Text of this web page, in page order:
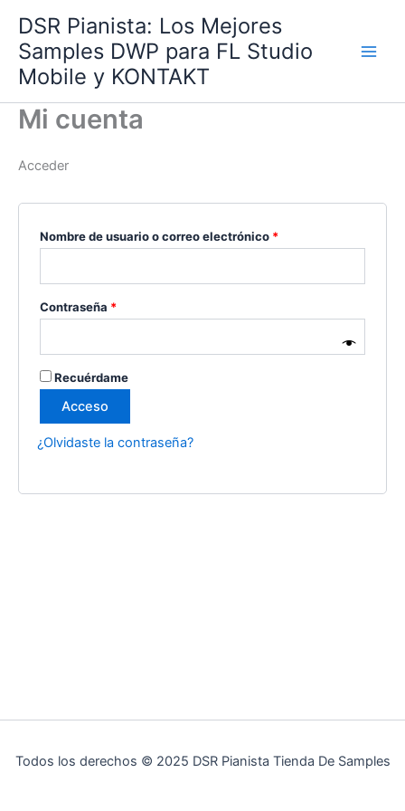
contenido
DSR Pianista: Los Mejores
Samples DWP para FL Studio
Mobile y KONTAKT
Mi cuenta
Acceder
Nombre de usuario o correo electrónico *Obligatorio
Contraseña *Obligatorio
Recuérdame
Acceso
¿Olvidaste la contraseña?
Todos los derechos © 2025 DSR Pianista Tienda De Samples